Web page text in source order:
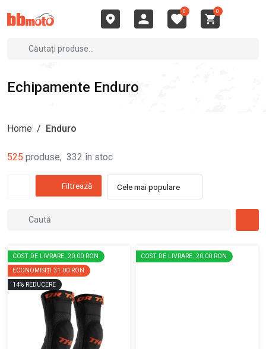
0 0
Echipamente Enduro
Home / Enduro
525 produse, 332 în stoc
Filtrează Cele mai populare
COST DE LIVRARE: 20.00 RON
ECONOMISIȚI 31.00 RON
14% REDUCERE
COST DE LIVRARE: 20.00 RON